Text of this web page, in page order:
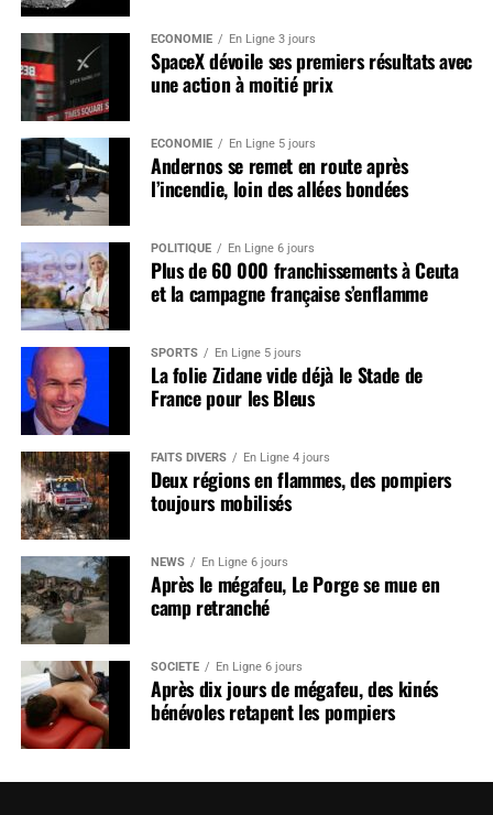
ÉCONOMIE En Ligne 3 jours
SpaceX dévoile ses premiers résultats avec
une action à moitié prix
ÉCONOMIE En Ligne 5 jours
Andernos se remet en route après
l’incendie, loin des allées bondées
POLITIQUE En Ligne 6 jours
Plus de 60 000 franchissements à Ceuta
et la campagne française s’enflamme
SPORTS En Ligne 5 jours
La folie Zidane vide déjà le Stade de
France pour les Bleus
FAITS DIVERS En Ligne 4 jours
Deux régions en flammes, des pompiers
toujours mobilisés
NEWS En Ligne 6 jours
Après le mégafeu, Le Porge se mue en
camp retranché
SOCIÉTÉ En Ligne 6 jours
Après dix jours de mégafeu, des kinés
bénévoles retapent les pompiers